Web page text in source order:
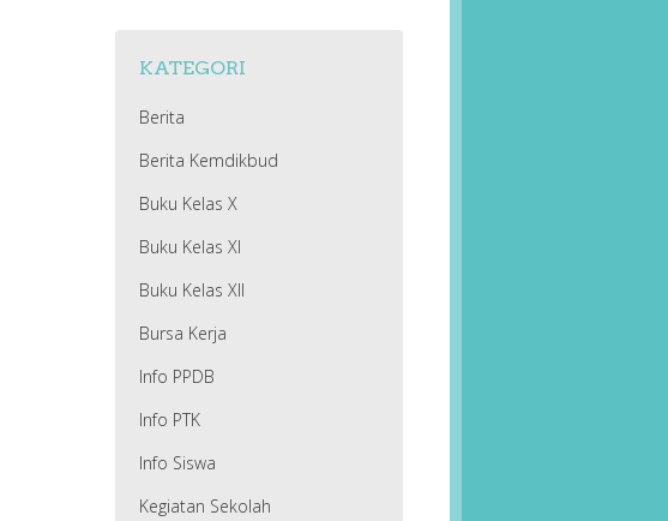
KATEGORI
Berita
Berita Kemdikbud
Buku Kelas X
Buku Kelas XI
Buku Kelas XII
Bursa Kerja
Info PPDB
Info PTK
Info Siswa
Kegiatan Sekolah